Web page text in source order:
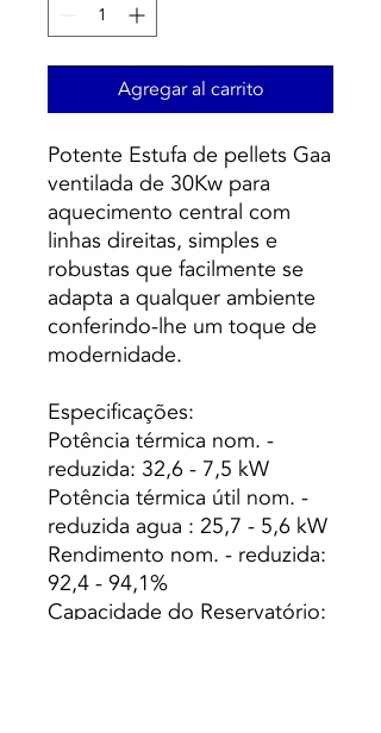
Agregar al carrito
Potente Estufa de pellets Gaa
ventilada de 30Kw para
aquecimento central com
linhas direitas, simples e
robustas que facilmente se
adapta a qualquer ambiente
conferindo-lhe um toque de
modernidade.
Especificações:
Potência térmica nom. -
reduzida: 32,6 - 7,5 kW
Potência térmica útil nom. -
reduzida agua : 25,7 - 5,6 kW
Rendimento nom. - reduzida:
92,4 - 94,1%
Capacidade do Reservatório: